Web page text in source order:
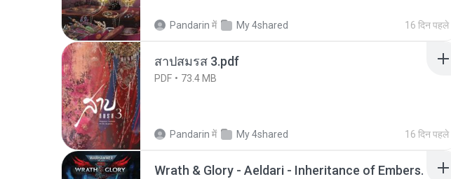
Pandarin में My 4shared 16 दिन पहले
สาปสมรส 3.pdf
PDF 73.4 MB
Pandarin में My 4shared 16 दिन पहले
Wrath & Glory - Aeldari - Inheritance of Embers.